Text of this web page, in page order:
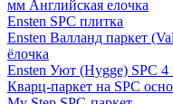
мм Английская елочка
Ensten SPC плитка
Ensten Валланд паркет
ёлочка
Ensten Уют (Hygge) SPC
Кварц-паркет на SPC